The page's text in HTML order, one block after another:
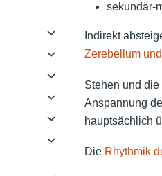
sekundär-
Indirekt
Zerebellum
Stehen und
Anspannung
hauptsächlich
Die Rhythmik